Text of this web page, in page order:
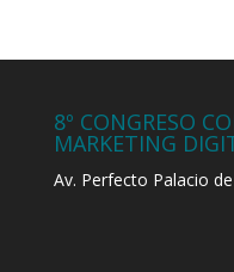
8º CONGRESO
MARKETING
Av. Perfecto Palacio